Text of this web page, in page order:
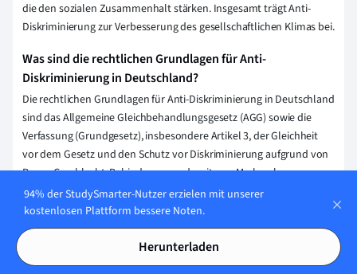
die den sozialen Zusammenhalt stärken. Insgesamt trägt Anti-
Diskriminierung zur Verbesserung des gesellschaftlichen Klimas bei.
Was sind die rechtlichen Grundlagen für Anti-
Diskriminierung in Deutschland?
Die rechtlichen Grundlagen für Anti-Diskriminierung in Deutschland
sind das Allgemeine Gleichbehandlungsgesetz (AGG) sowie die
Verfassung (Grundgesetz), insbesondere Artikel 3, der Gleichheit
vor dem Gesetz und den Schutz vor Diskriminierung aufgrund von
Rasse, Geschlecht, Behinderung und weiteren Merkmalen
garantiert.
Wie können Individuen aktiv zur Anti-Diskriminierung
Individuen können aktiv zur Anti-Diskriminierung beitragen, indem
94% der StudySmarter-Nutzer erzielen mit unserer
kostenlosen Plattform bessere Noten.
Herunterladen